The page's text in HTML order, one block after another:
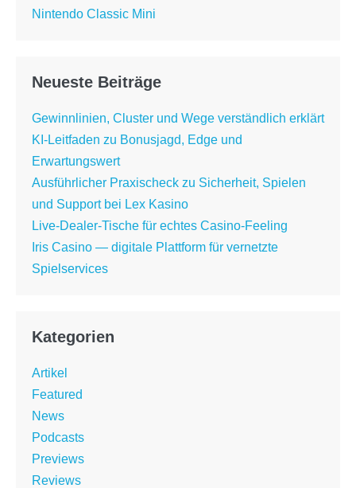
Nintendo Classic Mini
Neueste Beiträge
Gewinnlinien, Cluster und Wege verständlich erklärt
KI-Leitfaden zu Bonusjagd, Edge und
Erwartungswert
Ausführlicher Praxischeck zu Sicherheit, Spielen
und Support bei Lex Kasino
Live-Dealer-Tische für echtes Casino-Feeling
Iris Casino — digitale Plattform für vernetzte
Spielservices
Kategorien
Artikel
Featured
News
Podcasts
Previews
Reviews